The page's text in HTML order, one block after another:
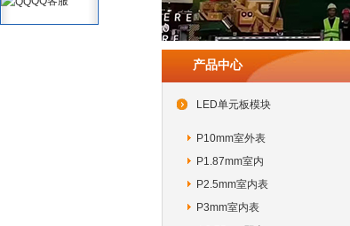
产品中心
LED单元板模块
P10mm室外表
P1.87mm室内
P2.5mm室内表
P3mm室内表